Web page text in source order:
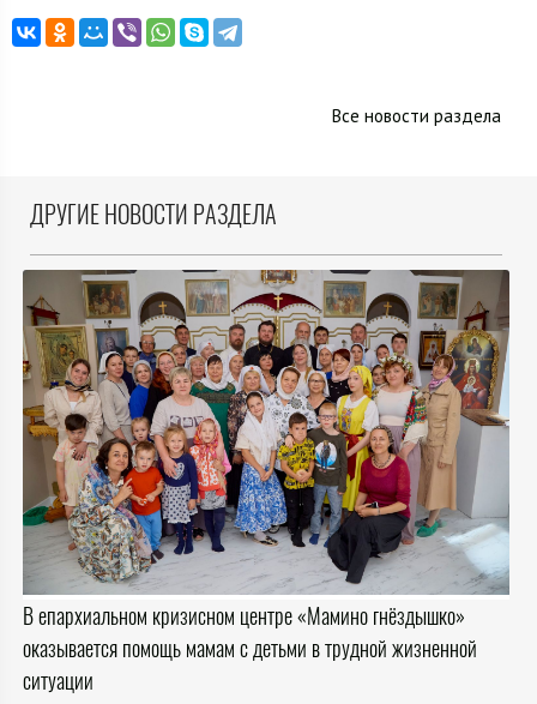
Все новости раздела
ДРУГИЕ НОВОСТИ РАЗДЕЛА
В епархиальном кризисном центре «Мамино гнёздышко»
оказывается помощь мамам с детьми в трудной жизненной
ситуации